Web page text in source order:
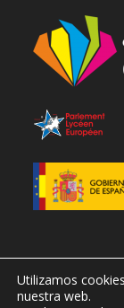
nueva
pestaña
una
nueva
Utilizamos
nuestra web.